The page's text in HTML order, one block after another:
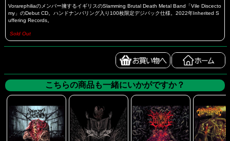
Vorarephiliaのメンバー擁するイギリスのSlamming Brutal Death Metal Band「Vile Discecto
my」のDebut CD。ハンドナンバリング入り100枚限定デジパック仕様。2022年Inherited S
uffering Records。
Sold Out
こちらの商品も一緒にいかがですか？